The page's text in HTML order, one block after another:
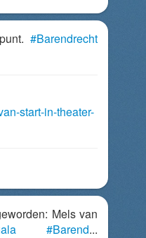
#Barendrecht
start-in-theater-
Mels van
#Barend...